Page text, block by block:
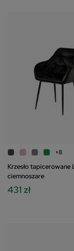
+8
Krzesło tapicerowane
ciemnoszare
431 zł